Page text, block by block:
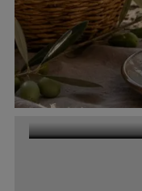
Kahvenizin